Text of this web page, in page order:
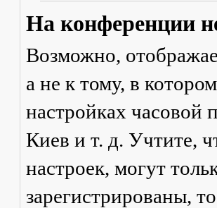
На конференции
Возможно,
а не к тому, в
настройках часовой
Киев и т. д. Учтите,
настроек, могут
зарегистрированы,